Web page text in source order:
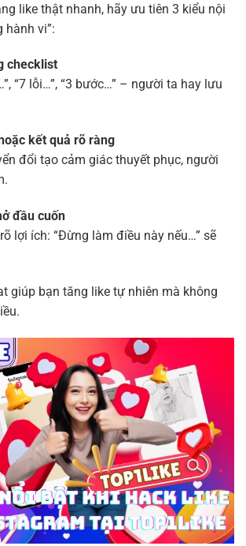
like thật nhanh, hãy ưu tiên 3 kiểu nội
hành vi”:
checklist
“7 lỗi…”, “3 bước…” – người ta hay lưu
kết quả rõ ràng
đổi tạo cảm giác thuyết phục, người
đầu cuốn
lợi ích: “Đừng làm điều này nếu…” sẽ
giúp bạn tăng like tự nhiên mà không